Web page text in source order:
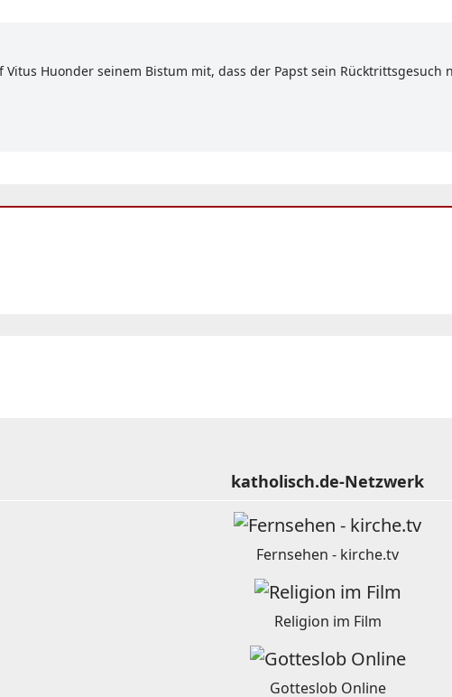
Huonder seinem Bistum mit, dass der Papst sein
katholisch.de-Netzwerk
Fernsehen - kirche.tv
Religion im Film
Gotteslob Online